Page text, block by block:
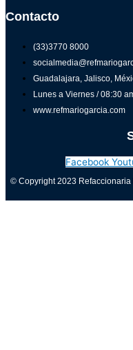
Contacto
(33)3770 8000
Guadalajara, Jalisco,
Lunes a Viernes / 08:30
www.refmariogarcia.com
Facebook
© Copyright 2023 Refaccionaria